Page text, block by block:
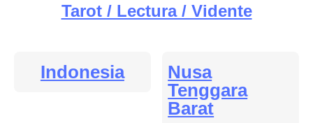
Tarot / Lectura / Vidente
Indonesia
Nusa
Tenggara
Barat